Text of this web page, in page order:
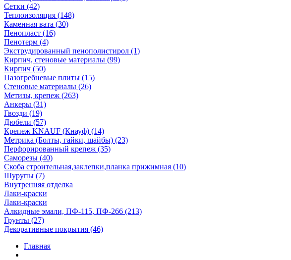
Сетки (42)
Теплоизоляция (148)
Каменная вата (30)
Пенопласт (16)
Пенотерм (4)
Экструдированный пенополистирол (1)
Кирпич, стеновые материалы (99)
Кирпич (50)
Пазогребневые плиты (15)
Стеновые материалы (26)
Метизы, крепеж (263)
Анкеры (31)
Гвозди (19)
Дюбели (57)
Крепеж KNAUF (Кнауф) (14)
Метрика (Болты, гайки, шайбы) (23)
Перфорированный крепеж (35)
Саморезы (40)
Скоба строительная,заклепки,планка прижимная (10)
Шурупы (7)
Внутренняя отделка
Лаки-краски
Лаки-краски
Алкидные эмали, ПФ-115, ПФ-266 (213)
Грунты (27)
Декоративные покрытия (46)
Главная